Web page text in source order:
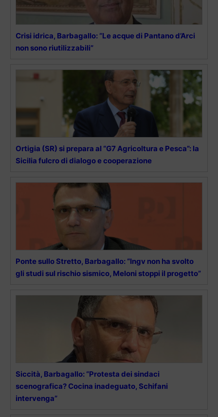
Crisi idrica, Barbagallo: “Le acque di Pantano d’Arci
non sono riutilizzabili”
Ortigia (SR) si prepara al “G7 Agricoltura e Pesca”: la
Sicilia fulcro di dialogo e cooperazione
Ponte sullo Stretto, Barbagallo: “Ingv non ha svolto
gli studi sul rischio sismico, Meloni stoppi il progetto”
Siccità, Barbagallo: “Protesta dei sindaci
scenografica? Cocina inadeguato, Schifani
intervenga”